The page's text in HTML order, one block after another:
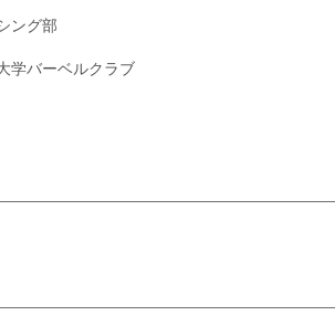
ング部
学バーベルクラブ